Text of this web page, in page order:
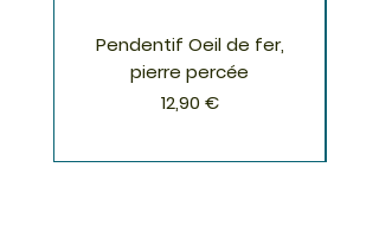
Pendentif Oeil de fer,
pierre percée
Prix
12,90 €